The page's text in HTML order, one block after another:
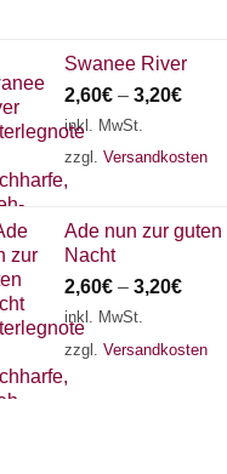
Swanee River
2,60€ – 3,20€
inkl. MwSt.
zzgl. Versandkosten
Ade nun zur guten
Nacht
2,60€ – 3,20€
inkl. MwSt.
zzgl. Versandkosten